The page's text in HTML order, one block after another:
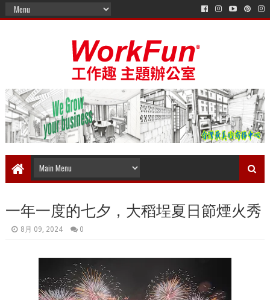
一年一度的七夕，大稻埕夏日節煙火秀
8月 09, 2024 0